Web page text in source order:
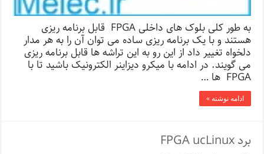
به طور کلی بلوک های داخلی FPGA قابل برنامه ریزی
هستند و با یک برنامه ریزی ساده می توان آن را به هر مدار
دلخواه تغییر داد از این رو به این تراشه ها قابل برنامه ریزی
می گویند. در ادامه با میکرو دیزاینر الکترونیک باشید تا با
FPGA ها …
ادامه نوشته »
برد FPGA ucLinux